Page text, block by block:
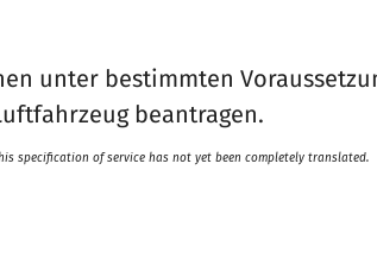
unter bestimmten
beantragen.
specification of service has not yet been completely translated.